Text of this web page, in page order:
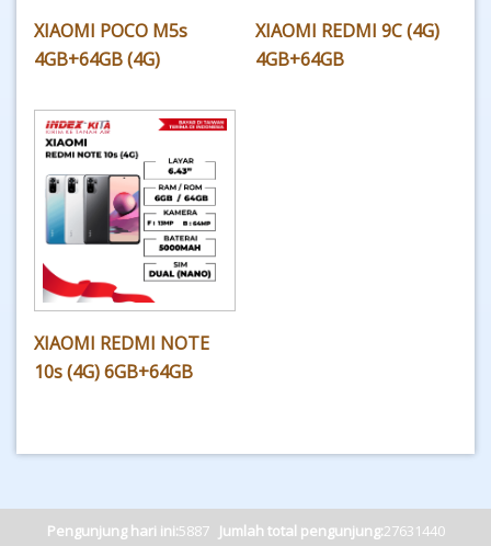
XIAOMI POCO M5s
4GB+64GB (4G)
XIAOMI REDMI 9C (4G)
4GB+64GB
XIAOMI REDMI NOTE
10s (4G) 6GB+64GB
Pengunjung hari ini:5887 Jumlah total pengunjung:27631440